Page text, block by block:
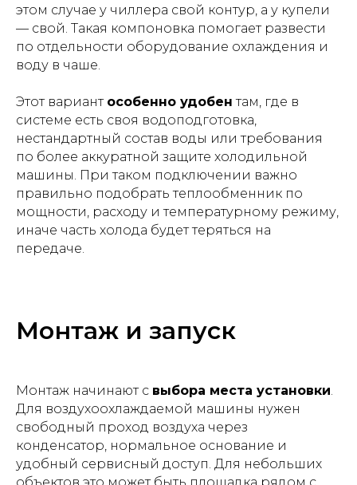
этом случае у чиллера свой контур, а у купели
— свой. Такая компоновка помогает развести
по отдельности оборудование охлаждения и
воду в чаше.
Этот вариант особенно удобен там, где в
системе есть своя водоподготовка,
нестандартный состав воды или требования
по более аккуратной защите холодильной
машины. При таком подключении важно
правильно подобрать теплообменник по
мощности, расходу и температурному режиму,
иначе часть холода будет теряться на
передаче.
Монтаж и запуск
Монтаж начинают с выбора места установки
Для воздухоохлаждаемой машины нужен
свободный проход воздуха через
конденсатор, нормальное основание и
удобный сервисный доступ. Для небольших